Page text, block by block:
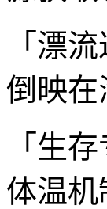
「漂
倒映在
「生
体温